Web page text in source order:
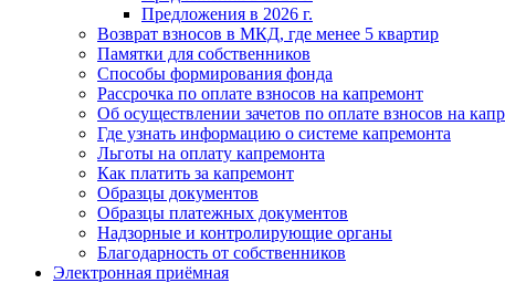
Предложения в 2026 г.
Возврат взносов в МКД, где менее 5 квартир
Памятки для собственников
Способы формирования фонда
Рассрочка по оплате взносов на капремонт
Об осуществлении зачетов по оплате взносов на
Где узнать информацию о системе капремонта
Льготы на оплату капремонта
Как платить за капремонт
Образцы документов
Образцы платежных документов
Надзорные и контролирующие органы
Благодарность от собственников
Электронная приёмная